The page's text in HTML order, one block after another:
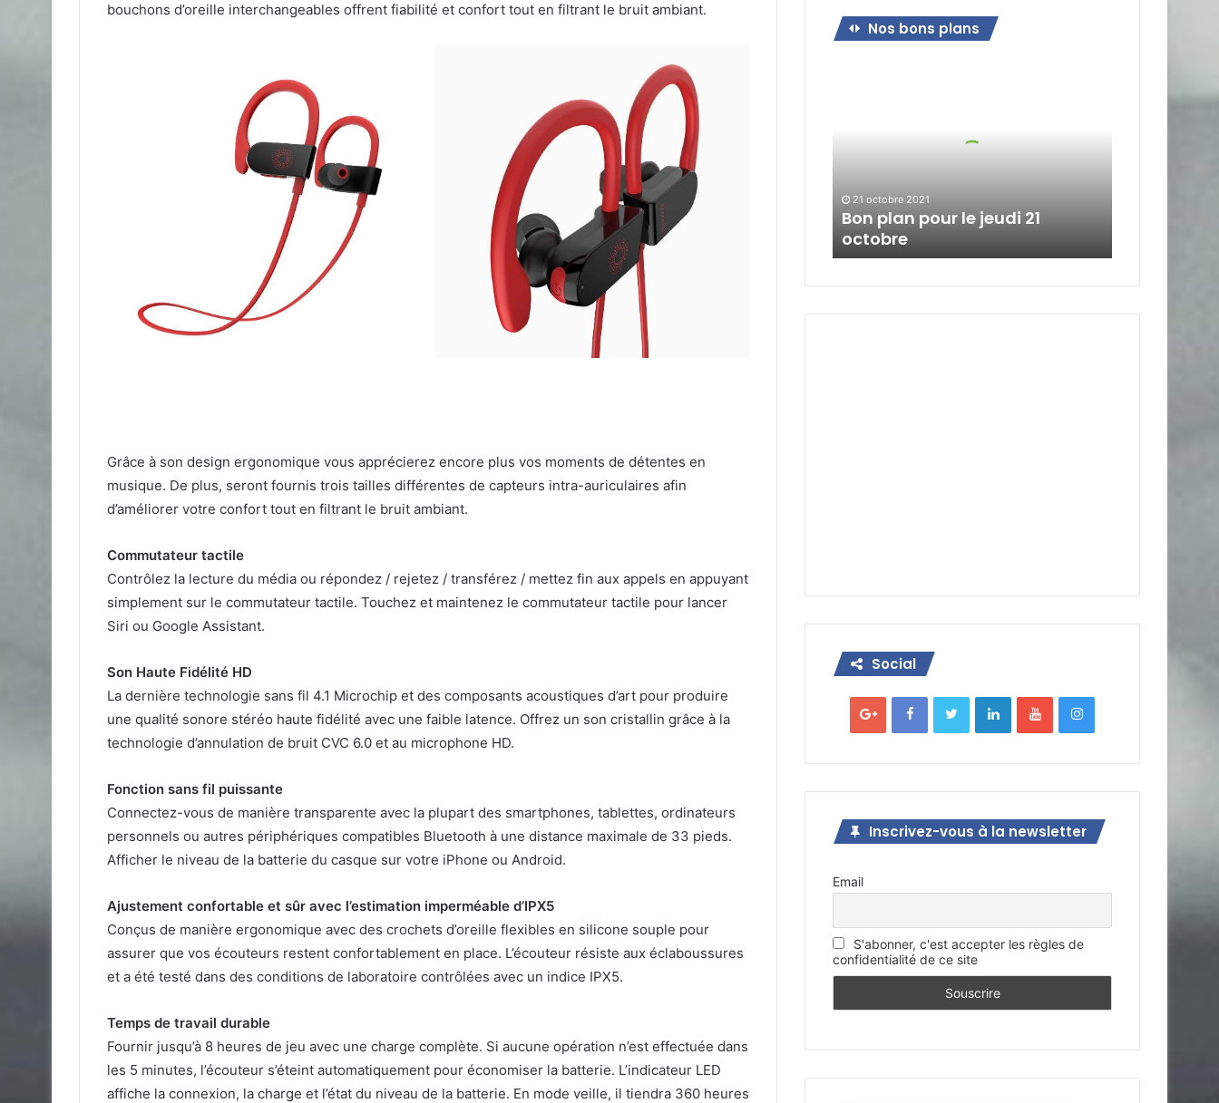
bouchons d’oreille interchangeables offrent fiabilité et confort tout en filtrant le bruit ambiant.
Grâce à son design ergonomique vous apprécierez encore plus vos moments de détentes en
musique. De plus, seront fournis trois tailles différentes de capteurs intra-auriculaires afin
d’améliorer votre confort tout en filtrant le bruit ambiant.
Commutateur tactile
Contrôlez la lecture du média ou répondez / rejetez / transférez / mettez fin aux appels en appuyant
simplement sur le commutateur tactile. Touchez et maintenez le commutateur tactile pour lancer
Siri ou Google Assistant.
Son Haute Fidélité HD
La dernière technologie sans fil 4.1 Microchip et des composants acoustiques d’art pour produire
une qualité sonore stéréo haute fidélité avec une faible latence. Offrez un son cristallin grâce à la
technologie d’annulation de bruit CVC 6.0 et au microphone HD.
Fonction sans fil puissante
Connectez-vous de manière transparente avec la plupart des smartphones, tablettes, ordinateurs
personnels ou autres périphériques compatibles Bluetooth à une distance maximale de 33 pieds.
Afficher le niveau de la batterie du casque sur votre iPhone ou Android.
Ajustement confortable et sûr avec l’estimation imperméable d’IPX5
Conçus de manière ergonomique avec des crochets d’oreille flexibles en silicone souple pour
assurer que vos écouteurs restent confortablement en place. L’écouteur résiste aux éclaboussures
et a été testé dans des conditions de laboratoire contrôlées avec un indice IPX5.
Temps de travail durable
Fournir jusqu’à 8 heures de jeu avec une charge complète. Si aucune opération n’est effectuée dans
les 5 minutes, l’écouteur s’éteint automatiquement pour économiser la batterie. L’indicateur LED
affiche la connexion, la charge et l’état du niveau de la batterie. En mode veille, il tiendra 360 heures
Nos bons plans
21 octobre 2021
Bon plan pour le jeudi 21
octobre
Social
Inscrivez-vous à la newsletter
Email
S'abonner, c'est accepter les règles de
confidentialité de ce site